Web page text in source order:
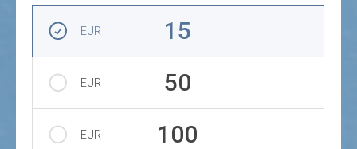
EUR 15
EUR 50
EUR 100